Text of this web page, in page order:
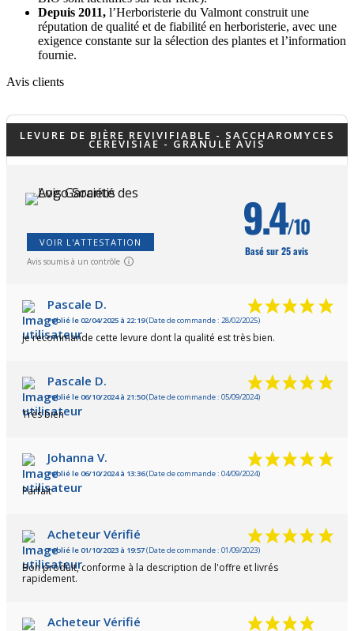
Depuis 2011, l’Herboristerie du Valmont construit une
réputation de qualité et de fiabilité en herboristerie, avec une
exigence constante sur la sélection des plantes et l’information
fournie.
Avis clients
LEVURE DE BIÈRE REVIVIFIABLE - SACCHAROMYCES
CEREVISIAE - GRANULE AVIS
VOIR L'ATTESTATION
Avis soumis à un contrôle
9.4/10
Basé sur 25 avis
Pascale D.
Publié le 02/04/2025 à 22:19(Date de commande : 28/02/2025)
je recommande cette levure dont la qualité est très bien.
Pascale D.
Publié le 06/10/2024 à 21:50(Date de commande : 05/09/2024)
Très bien
Johanna V.
Publié le 06/10/2024 à 13:36(Date de commande : 04/09/2024)
Parfait
Acheteur Vérifié
Publié le 01/10/2023 à 19:57(Date de commande : 01/09/2023)
Bon produit, conforme à la description de l'offre et livrés
rapidement.
Acheteur Vérifié